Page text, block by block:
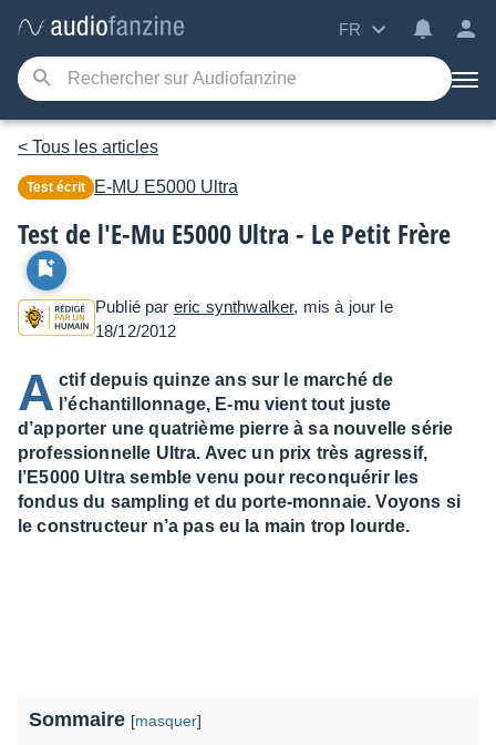
FR
< Tous les articles
Test écrit E-MU E5000 Ultra
Test de l'E-Mu E5000 Ultra - Le Petit Frère
Publié par eric synthwalker, mis à jour le
18/12/2012
A ctif depuis quinze ans sur le marché de
l’échantillonnage, E-mu vient tout juste
d’apporter une quatrième pierre à sa nouvelle série
professionnelle Ultra. Avec un prix très agressif,
l’E5000 Ultra semble venu pour reconquérir les
fondus du sampling et du porte-monnaie. Voyons si
le constructeur n’a pas eu la main trop lourde.
Sommaire [masquer]